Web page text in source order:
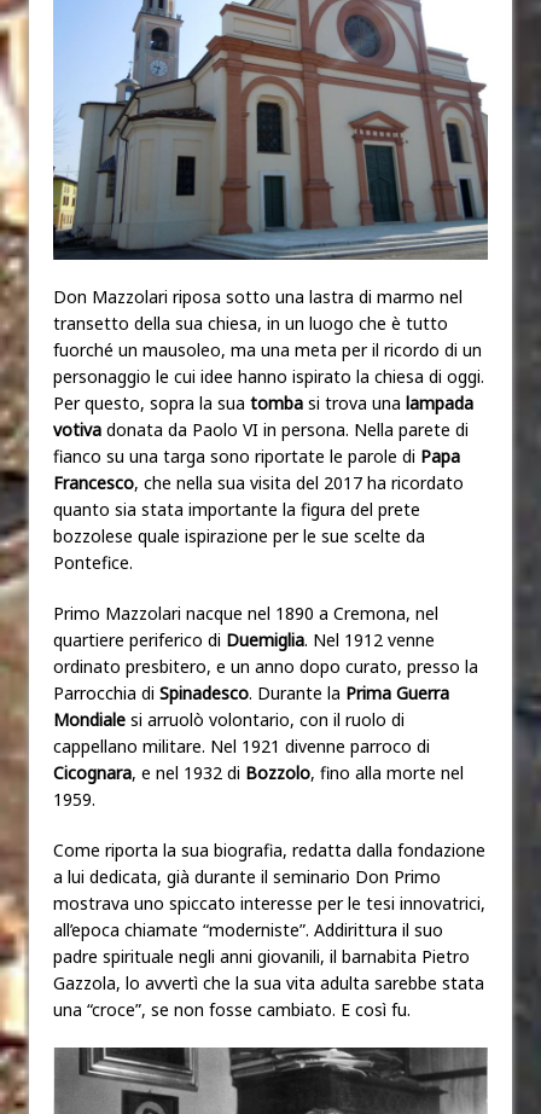
Don Mazzolari riposa sotto una lastra di marmo nel
transetto della sua chiesa, in un luogo che è tutto
fuorché un mausoleo, ma una meta per il ricordo di un
personaggio le cui idee hanno ispirato la chiesa di oggi.
Per questo, sopra la sua tomba si trova una lampada
votiva donata da Paolo VI in persona. Nella parete di
fianco su una targa sono riportate le parole di Papa
Francesco, che nella sua visita del 2017 ha ricordato
quanto sia stata importante la figura del prete
bozzolese quale ispirazione per le sue scelte da
Pontefice.
Primo Mazzolari nacque nel 1890 a Cremona, nel
quartiere periferico di Duemiglia. Nel 1912 venne
ordinato presbitero, e un anno dopo curato, presso la
Parrocchia di Spinadesco. Durante la Prima Guerra
Mondiale si arruolò volontario, con il ruolo di
cappellano militare. Nel 1921 divenne parroco di
Cicognara, e nel 1932 di Bozzolo, fino alla morte nel
1959.
Come riporta la sua biografia, redatta dalla fondazione
a lui dedicata, già durante il seminario Don Primo
mostrava uno spiccato interesse per le tesi innovatrici,
all’epoca chiamate “moderniste”. Addirittura il suo
padre spirituale negli anni giovanili, il barnabita Pietro
Gazzola, lo avvertì che la sua vita adulta sarebbe stata
una “croce”, se non fosse cambiato. E così fu.